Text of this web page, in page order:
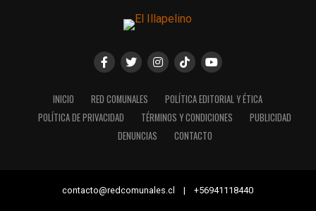
INICIO RED COMUNALES
POLÍTICA EDITORIAL Y ÉTICA
POLÍTICA DE PRIVACIDAD
TÉRMINOS Y CONDICIONES
PUBLICIDAD
DENUNCIAS
CONTACTO
contacto@redcomunales.cl | +56941118440